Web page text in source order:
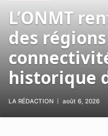
L’ONMT
des
historique
LA RÉDACTION août 6, 2026